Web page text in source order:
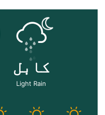
کابل
Light Rain